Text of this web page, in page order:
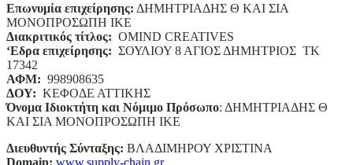
Επωνυμία επιχείρησης: ΔΗΜΗΤΡΙΑΔΗΣ Θ ΚΑΙ ΣΙΑ
ΜΟΝΟΠΡΟΣΩΠΗ ΙΚΕ
Διακριτικός τίτλος: ΟΜΙΝD CREATIVES
‘Eδρα επιχείρησης: ΣΟΥΛΙΟΥ 8 ΑΓΙΟΣ ΔΗΜΗΤΡΙΟΣ ΤΚ
17342
ΑΦΜ: 998908635
ΔΟΥ: ΚΕΦΟΔΕ ΑΤΤΙΚΗΣ
Όνομα Ιδιοκτήτη και Νόμιμο Πρόσωπο: ΔΗΜΗΤΡΙΑΔΗΣ Θ
ΚΑΙ ΣΙΑ ΜΟΝΟΠΡΟΣΩΠΗ ΙΚΕ
Διευθυντής Σύνταξης: ΒΛΑΔΙΜΗΡΟΥ ΧΡΙΣΤΙΝΑ
Domain: www.supply-chain.gr